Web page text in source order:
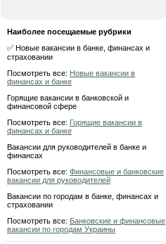
Наиболее посещаемые рубрики
✅ Новые вакансии в банке, финансах и
страховании
Посмотреть все: Новые вакансии в
финансах и банке
Горящие вакансии в банковской и
финансовой сфере
Посмотреть все: Горящие вакансии в
финансах и банке
Вакансии для руководителей в банке и
финансах
Посмотреть все: Финансовые и банковские
вакансии для руководителей
Вакансии по городам в банке, финансах и
страховании
Посмотреть все: Банковские и финансовые
вакансии по городам Украины